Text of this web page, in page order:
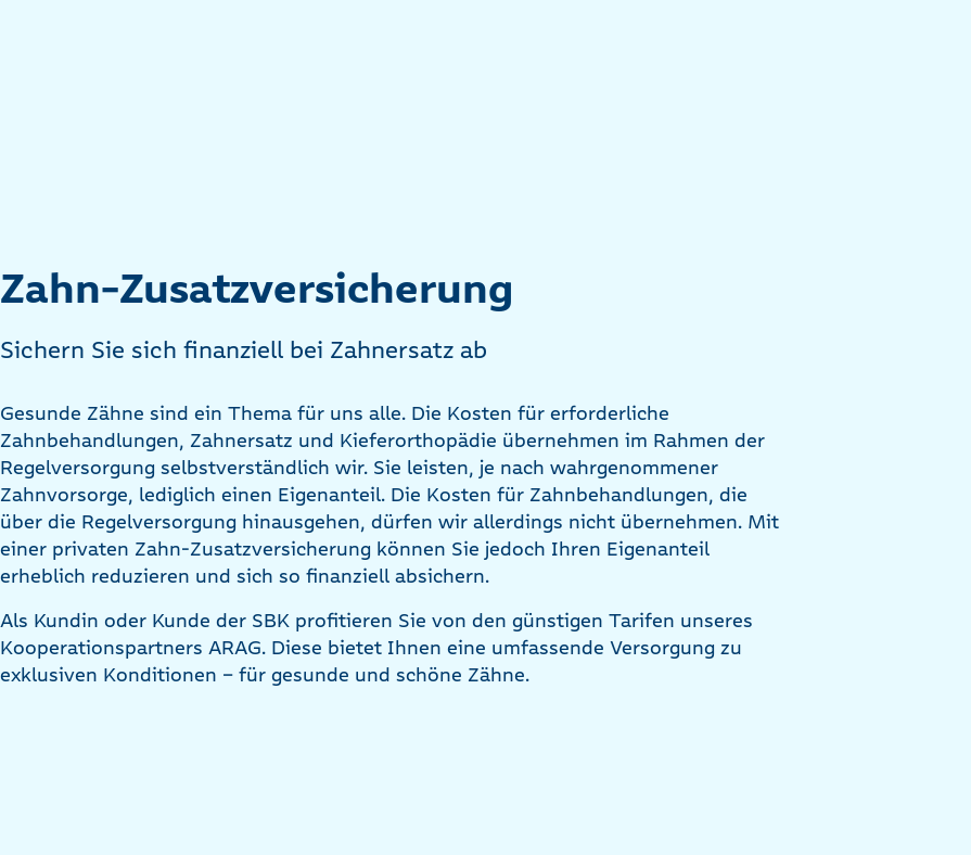
Zahn-Zusatzversicherung
Sichern Sie sich finanziell bei Zahnersatz ab
Gesunde Zähne sind ein Thema für uns alle. Die Kosten für erforderliche
Zahnbehandlungen, Zahnersatz und Kieferorthopädie übernehmen im Rahmen der
Regelversorgung selbstverständlich wir. Sie leisten, je nach wahrgenommener
Zahnvorsorge, lediglich einen Eigenanteil. Die Kosten für Zahnbehandlungen, die
über die Regelversorgung hinausgehen, dürfen wir allerdings nicht übernehmen. Mit
einer privaten Zahn-Zusatzversicherung können Sie jedoch Ihren Eigenanteil
erheblich reduzieren und sich so finanziell absichern.
Als Kundin oder Kunde der SBK profitieren Sie von den günstigen Tarifen unseres
Kooperationspartners ARAG. Diese bietet Ihnen eine umfassende Versorgung zu
exklusiven Konditionen – für gesunde und schöne Zähne.